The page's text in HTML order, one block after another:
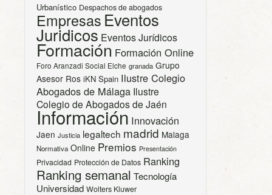
Urbanístico Despachos de abogados
Empresas Eventos
Juridicos Eventos Jurídicos
Formación Formación Online
Foro Aranzadi Social Elche granada Grupo
Asesor Ros iKN Spain Ilustre Colegio
Abogados de Málaga Ilustre
Colegio de Abogados de Jaén
Información Innovación
Jaen Justicia legaltech madrid Malaga
Normativa Online Premios Presentación
Privacidad Protección de Datos Ranking
Ranking semanal Tecnología
Universidad Wolters Kluwer